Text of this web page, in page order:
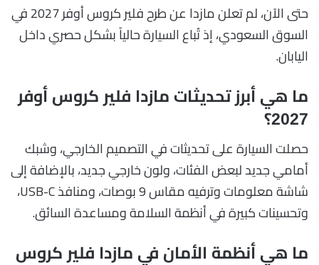
حتى الآن، لم تعلن مازدا عن طرح فلير كروس أوفر 2027 في
السوق السعودي، إذ تُباع السيارة حالياً بشكل حصري داخل
اليابان.
ما هي أبرز تحديثات مازدا فلير كروس أوفر
2027؟
حصلت السيارة على تحديثات في التصميم الخارجي، وشبك
أمامي جديد لبعض الفئات، ولون خارجي جديد، بالإضافة إلى
شاشة معلومات وترفيه مقاس 9 بوصات، ومنافذ USB-C،
وتحسينات كبيرة في أنظمة السلامة ومساعدة السائق.
ما هي أنظمة الأمان في مازدا فلير كروس